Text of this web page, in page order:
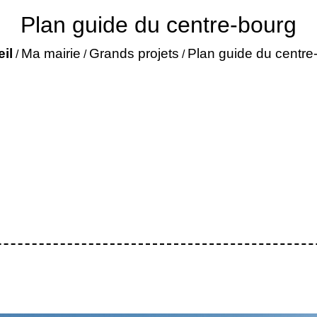
Plan guide du centre-bourg
/ Ma mairie / Grands projets / Plan guide du